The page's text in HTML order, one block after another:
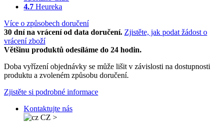
4.7 Heureka
Více o způsobech doručení
30 dní na vrácení od data doručení. Zjistěte, jak podat žádost o
vrácení zboží
Většinu produktů odesíláme do 24 hodin.
Doba vyřízení objednávky se může lišit v závislosti na dostupnosti
produktu a zvoleném způsobu doručení.
Zjistěte si podrobné informace
Kontaktujte nás
CZ >